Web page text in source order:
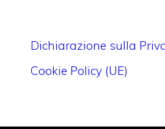
Dichiarazione sulla
Cookie Policy (UE)